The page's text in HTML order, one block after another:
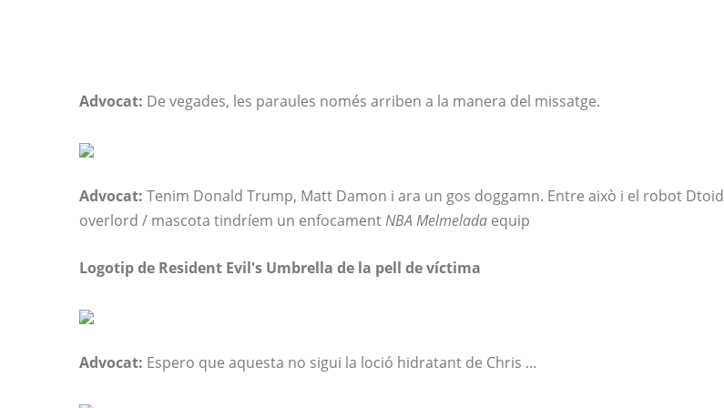
Advocat: De vegades, les paraules només arriben a la manera del missatge.
Advocat: Tenim Donald Trump, Matt Damon i ara un gos doggamn. Entre això i el robot Dtoid
overlord / mascota tindríem un enfocamentNBA Melmelada equip
Logotip de Resident Evil's Umbrella de la pell de víctima
Advocat: Espero que aquesta no sigui la loció hidratant de Chris ...